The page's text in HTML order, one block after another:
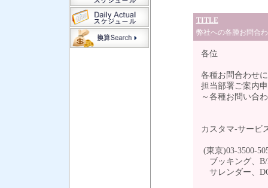
TITLE
弊社への各腫お問合
各位
各種お問合わせ
担当部署ご案内
～各種お問い合
カスタマ-サービ
(東京)03-3500-
ブッキング、
サレンダー、